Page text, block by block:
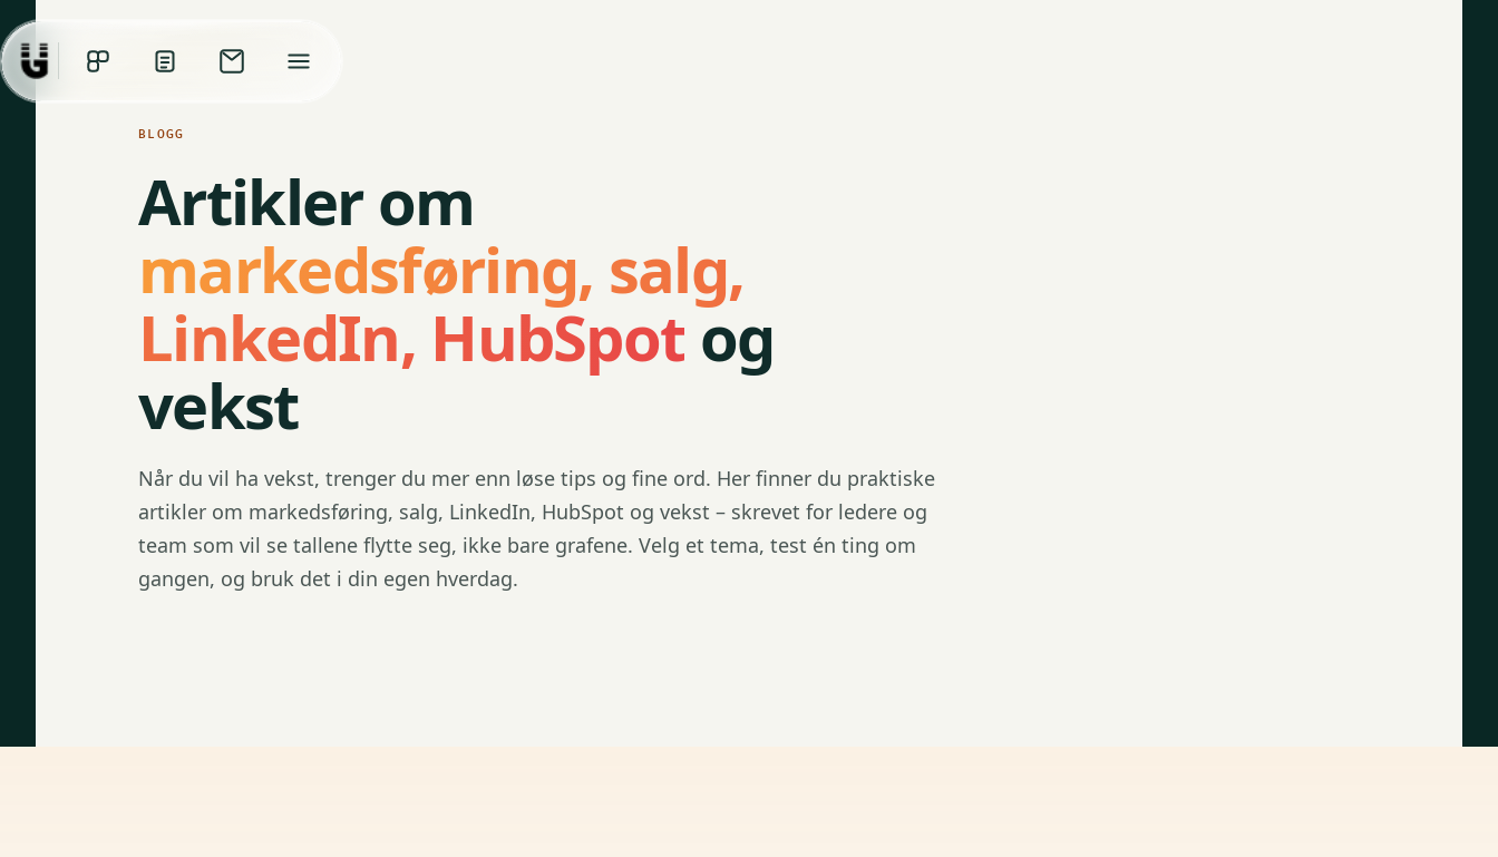
BLOGG
Artikler om
markedsføring, salg,
LinkedIn, HubSpotog
vekst
Når du vil ha vekst, trenger du mer enn løse tips og fine ord. Her finner du praktiske
artikler om markedsføring, salg, LinkedIn, HubSpot og vekst – skrevet for ledere og
team som vil se tallene flytte seg, ikke bare grafene. Velg et tema, test én ting om
gangen, og bruk det i din egen hverdag.